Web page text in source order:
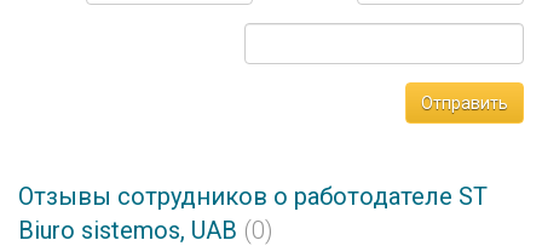
Отправить
Отзывы сотрудников о работодателе ST
Biuro sistemos, UAB (0)